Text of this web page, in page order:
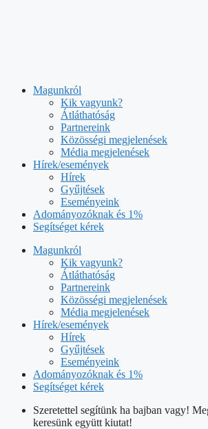
Magunkról
Kik vagyunk?
Átláthatóság
Partnereink
Közösségi megjelenések
Média megjelenések
Hírek/események
Hírek
Gyűjtések
Eseményeink
Adományozóknak és 1%
Segítséget kérek
Magunkról
Kik vagyunk?
Átláthatóság
Partnereink
Közösségi megjelenések
Média megjelenések
Hírek/események
Hírek
Gyűjtések
Eseményeink
Adományozóknak és 1%
Segítséget kérek
Szeretettel segítünk ha bajban vagy!
keresünk együtt kiutat!